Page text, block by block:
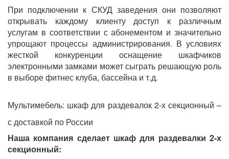
При подключении к СКУД заведения они позволяют
открывать каждому клиенту доступ к различным
услугам в соответствии с абонементом и значительно
упрощают процессы администрирования. В условиях
жесткой конкуренции оснащение шкафчиков
электронными замками может сыграть решающую роль
в выборе фитнес клуба, бассейна и т.д.
Мультимебель: шкаф для раздевалок 2-х секционный –
с доставкой по России
Наша компания сделает шкаф для раздевалки 2-х
секционный: